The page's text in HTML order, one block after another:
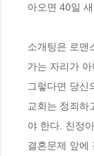
아오면 40일
소개팅은 로맨
가는 자리가
그렇다면 당신
교회는 정죄하
야 한다. 친정
결혼문제 앞에